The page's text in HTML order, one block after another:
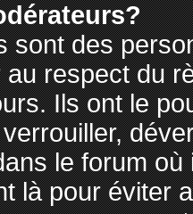
sont des
respect du
Ils ont le
le forum
là pour éviter